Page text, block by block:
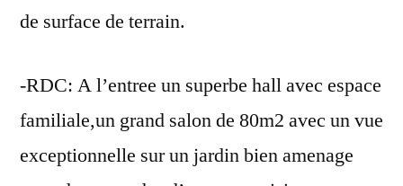
de surface de terrain.
-RDC: A l’entree un superbe hall avec espace
familiale,un grand salon de 80m2 avec un vue
exceptionnelle sur un jardin bien amenage